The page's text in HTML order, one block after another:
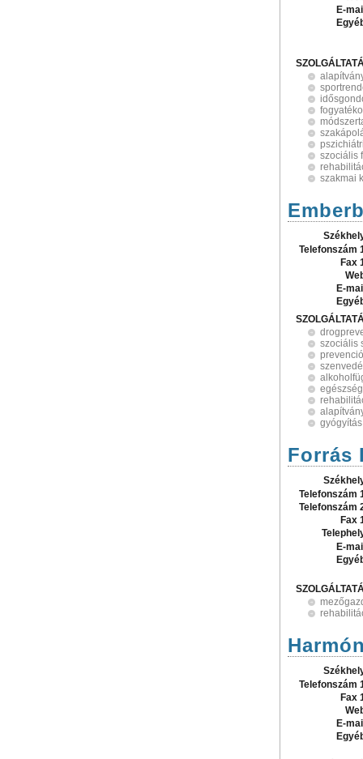
E-
szociális
szakmai
Telefonszám
Fax
E-
szociális
gyógyítás
Forrás
Telefonszám
Telefonszám
Fax
E-
Telefonszám
Fax
E-